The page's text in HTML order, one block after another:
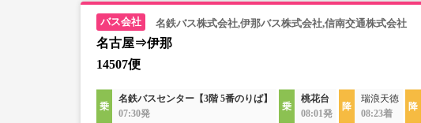
名鉄バス株式会社,伊那バス株式会社,信南交通株式会社
名古屋⇒伊那
14507便
名鉄バスセンター【3階 5番のりば】
07:30発
桃花台
08:01発
瑞浪天徳
08:23着